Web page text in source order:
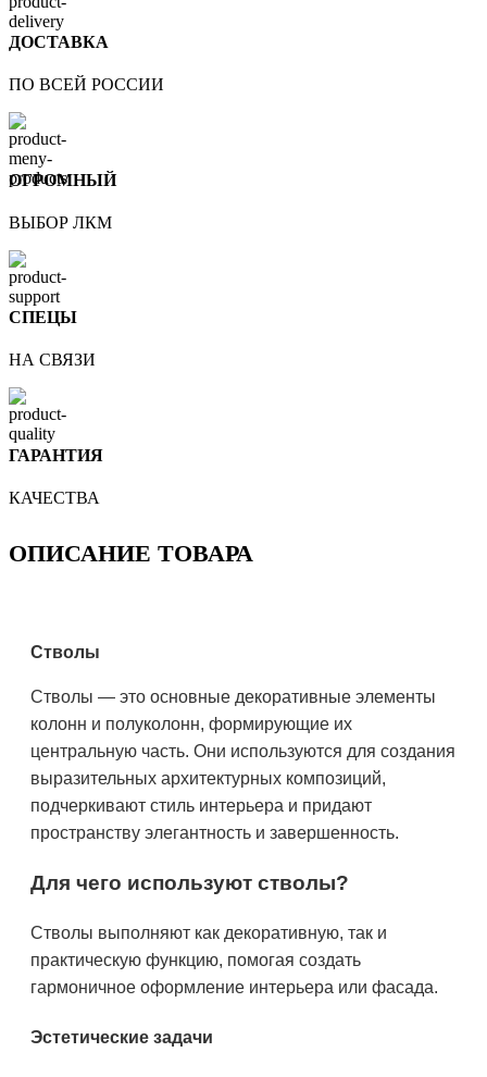
ДОСТАВКА
ПО ВСЕЙ РОССИИ
ОГРОМНЫЙ
ВЫБОР ЛКМ
СПЕЦЫ
НА СВЯЗИ
ГАРАНТИЯ
КАЧЕСТВА
ОПИСАНИЕ ТОВАРА
Стволы
Стволы — это основные декоративные элементы
колонн и полуколонн, формирующие их
центральную часть. Они используются для создания
выразительных архитектурных композиций,
подчеркивают стиль интерьера и придают
пространству элегантность и завершенность.
Для чего используют стволы?
Стволы выполняют как декоративную, так и
практическую функцию, помогая создать
гармоничное оформление интерьера или фасада.
Эстетические задачи